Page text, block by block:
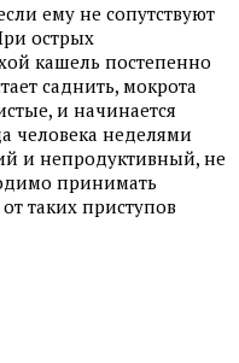
ему не сопутствуют
острых
кашель постепенно
саднить, мокрота
и начинается
человека неделями
и непродуктивный, не
принимать
таких приступов